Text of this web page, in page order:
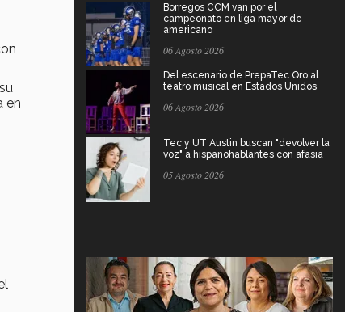
en
Borregos CCM van por el
campeonato en liga mayor de
americano
06 Agosto 2026
Del escenario de PrepaTec Qro al
teatro musical en Estados Unidos
06 Agosto 2026
Tec y UT Austin buscan "devolver la
voz" a hispanohablantes con afasia
05 Agosto 2026